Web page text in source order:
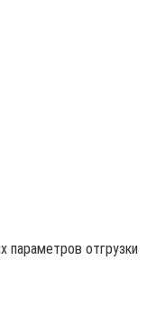
параметров отгрузки